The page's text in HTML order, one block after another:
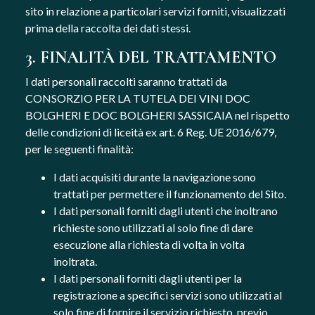
sito in relazione a particolari servizi forniti, visualizzati
prima della raccolta dei dati stessi.
3. FINALITÀ DEL TRATTAMENTO
I dati personali raccolti saranno trattati da
CONSORZIO PER LA TUTELA DEI VINI DOC
BOLGHERI E DOC BOLGHERI SASSICAIA nel rispetto
delle condizioni di liceità ex art. 6 Reg. UE 2016/679,
per le seguenti finalità:
I dati acquisiti durante la navigazione sono
trattati per permettere il funzionamento del Sito.
I dati personali forniti dagli utenti che inoltrano
richieste sono utilizzati al solo fine di dare
esecuzione alla richiesta di volta in volta
inoltrata.
I dati personali forniti dagli utenti per la
registrazione a specifici servizi sono utilizzati al
solo fine di fornire il servizio richiesto, previo